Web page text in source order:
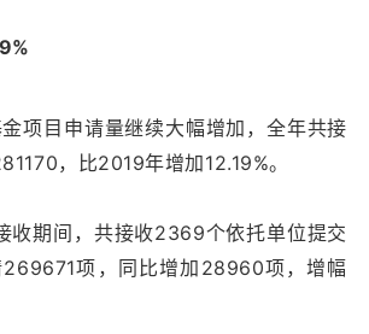
项目申请量继续大幅增加，全年共接
，比2019年增加12.19%。
收期间，共接收2369个依托单位提交
项，
同比增加28960项，增幅